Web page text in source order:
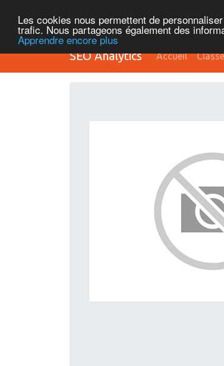
Les cookies nous permettent de
trafic. Nous partageons également des
Apprendre encore plus
SEO Analytics Accueil